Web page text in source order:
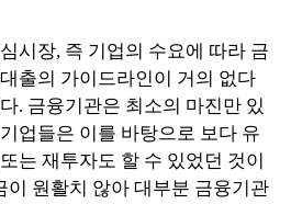
시장, 즉 기업의 수요에 따라 금
출의 가이드라인이 거의 없다
. 금융기관은 최소의 마진만 있
업들은 이를 바탕으로 보다 유
는 재투자도 할 수 있었던 것이
이 원활치 않아 대부분 금융기관